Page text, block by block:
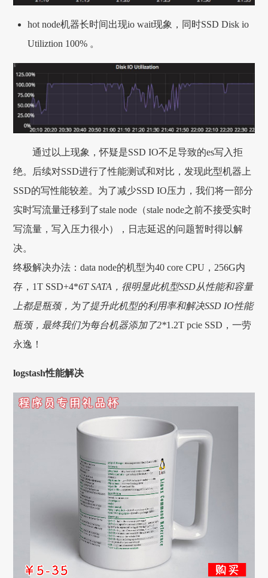
hot node机器长时间出现io wait现象，同时SSD Disk io
Utiliztion 100% 。
通过以上现象，怀疑是SSD IO不足导致的es写入拒
绝。后续对SSD进行了性能测试和对比，发现此型机器上
SSD的写性能较差。为了减少SSD IO压力，我们将一部分
实时写流量迁移到了stale node（stale node之前不接受实时
写流量，写入压力很小），日志延迟的问题暂时得以解
决。
终极解决办法：data node的机型为40 core CPU，256G内
存，1T SSD+4*6T SATA，很明显此机型SSD从性能和容量
上都是瓶颈，为了提升此机型的利用率和解决SSD IO性能
瓶颈，最终我们为每台机器添加了2*1.2T pcie SSD，一劳
永逸！
logstash性能解决